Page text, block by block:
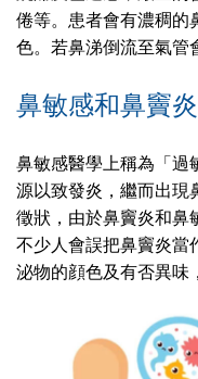
倦等。患者會有濃稠的
色。若鼻涕倒流至氣管
鼻敏感和鼻竇
鼻敏感醫學上稱為「過
源以致發炎，繼而出現
徵狀，由於鼻竇炎和鼻
不少人會誤把鼻竇炎當
泌物的顔色及有否異味